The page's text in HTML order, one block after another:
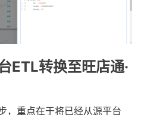
ETL转换至旺店通·
，重点在于将已经从源平台